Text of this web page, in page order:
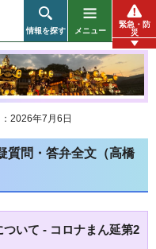
情報を探す メニュー
緊急・防
災
2026年7月6日
質問・答弁全文（高橋
いて - コロナまん延第2